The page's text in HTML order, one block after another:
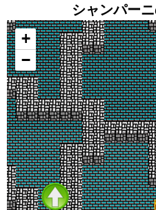
シャンパー
+
−